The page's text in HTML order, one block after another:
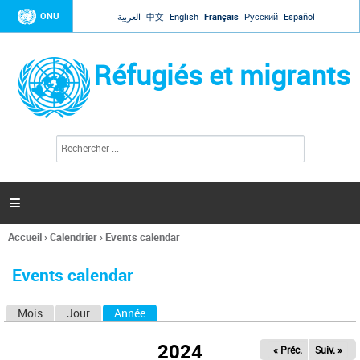
Jump to navigation
ONU العربية 中文 English Français Русский Español
Réfugiés et migrants
l
c
h
e

Vous
ici
Accueil›Calendrier› Events calendar
Events calendar
Mois Jour Année
2024 « Préc. Suiv. »